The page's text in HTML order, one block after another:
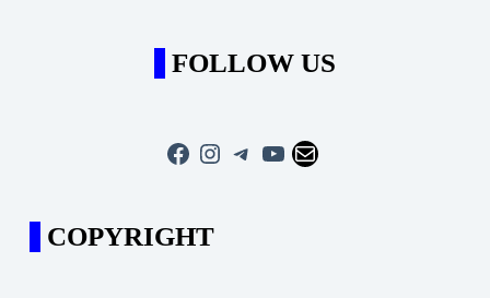
FOLLOW US
Facebook
Instagram
Telegram
YouTube
Mail
COPYRIGHT